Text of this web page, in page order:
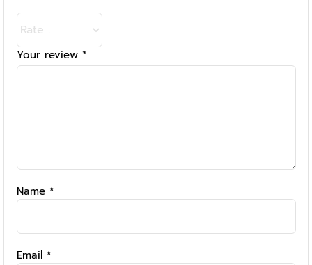
Your review *
Name *
Email *